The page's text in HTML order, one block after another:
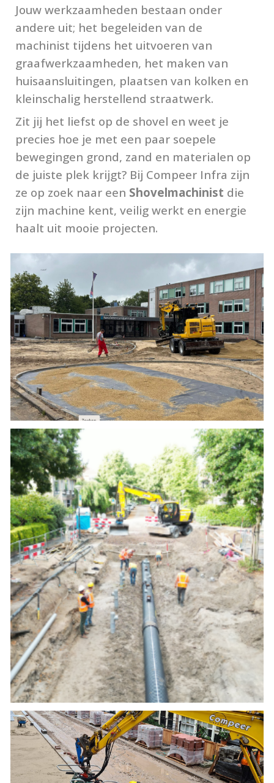
Jouw werkzaamheden bestaan onder
andere uit; het begeleiden van de
machinist tijdens het uitvoeren van
graafwerkzaamheden, het maken van
huisaansluitingen, plaatsen van kolken en
kleinschalig herstellend straatwerk.
Zit jij het liefst op de shovel en weet je
precies hoe je met een paar soepele
bewegingen grond, zand en materialen op
de juiste plek krijgt? Bij Compeer Infra zijn
ze op zoek naar een Shovelmachinist die
zijn machine kent, veilig werkt en energie
haalt uit mooie projecten.